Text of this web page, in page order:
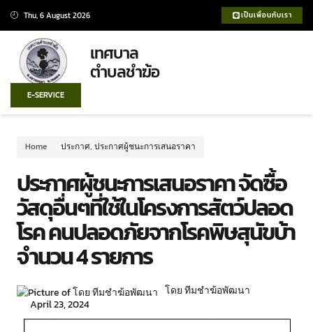
Thu, 6 August 2026 เป็นเพื่อนกับเรา
เทศบาล
ตำบลชำฆ้อ
E-SERVICE
Home ประกาศ, ประกาศผู้ชนะการเสนอราคา
ประกาศผู้ชนะการเสนอราคา จัดซื้อ
วัสดุอื่นๆที่ใช้ในโครงการสัตว์ปลอด
โรค คนปลอดภัยจากโรคพิษสุนัขบ้า
จำนวน 4 รายการ
โดย ทีมชำฆ้อพัฒนา
April 23, 2024